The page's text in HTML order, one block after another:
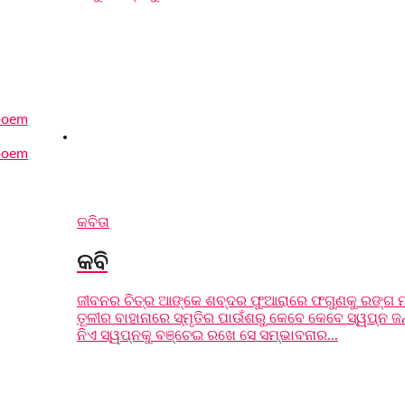
କବିତା
କବି
ଜୀବନର ଚିତ୍ର ଆଙ୍କେ ଶବ୍ଦର ଫୁଆରାରେ ଫଗୁଣକୁ ରଙ୍ଗ
ତୂଳୀର ବାହାନାରେ ସ୍ମୃତିର ପାଉଁଶରୁ କେବେ କେବେ ସ୍ୱପ୍ନ
ନିଏ ସ୍ୱପ୍ନକୁ ବଞ୍ଚେଇ ରଖେ ସେ ସମ୍ଭାବନାର...